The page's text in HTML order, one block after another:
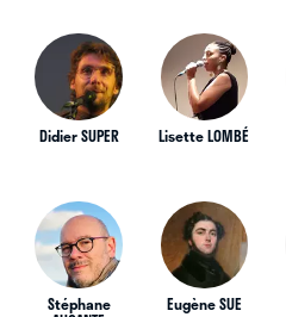
Didier SUPER Lisette LOMBÉ
Stéphane Eugène SUE